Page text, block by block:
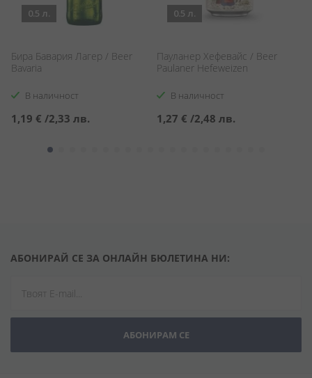
0.5 л.
Бира Бавария Лагер / Beer
Bavaria
В наличност
1,19 € /2,33 лв.
0.5 л.
Пауланер Хефевайс / Beer
Paulaner Hefeweizen
В наличност
1,27 € /2,48 лв.
АБОНИРАЙ СЕ ЗА ОНЛАЙН БЮЛЕТИНА НИ:
АБОНИРАМ СЕ